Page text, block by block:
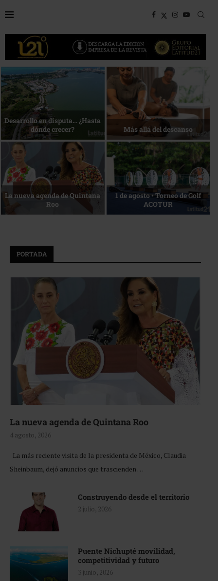
Bottega, un viaje servido a la
mesa
Energía que Impulsa la
competitividad
Reconocimiento de viajeros La esencia del servicio
PORTADA
La nueva agenda de Quintana Roo
4 agosto, 2026
La más reciente visita de la presidenta de México, Claudia
Sheinbaum, dejó anuncios que trascienden …
Construyendo desde el territorio
2 julio, 2026
Puente Nichupté movilidad,
competitividad y futuro
3 junio, 2026